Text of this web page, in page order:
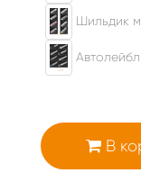
Шильдик
Автолейбл
В